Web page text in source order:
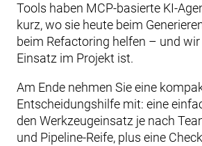
Tools haben MCP-basierte KI-
kurz, wo sie heute beim
beim Refactoring helfen – und
Einsatz im Projekt ist.
Am Ende nehmen Sie eine
Entscheidungshilfe mit: eine
den Werkzeugeinsatz je nach
und Pipeline-Reife, plus eine